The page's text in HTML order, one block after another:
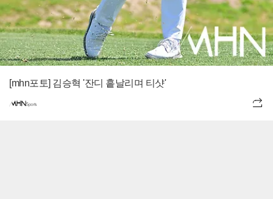
[mhn포토] 김승혁 '잔디 흩날리며 티샷'